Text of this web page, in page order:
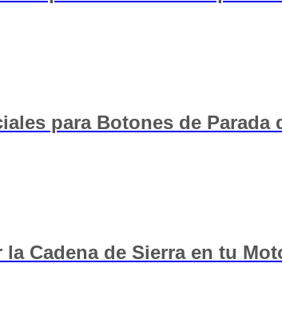
para Botones de Parada
la Cadena de Sierra en tu